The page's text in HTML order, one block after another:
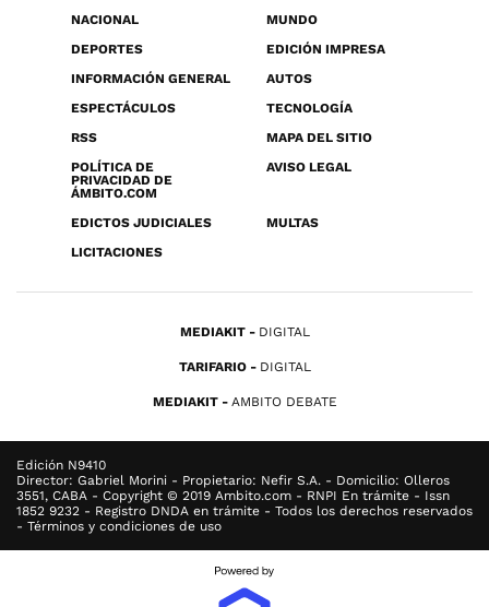
NACIONAL
MUNDO
DEPORTES
EDICIÓN IMPRESA
INFORMACIÓN GENERAL
AUTOS
ESPECTÁCULOS
TECNOLOGÍA
RSS
MAPA DEL SITIO
POLÍTICA DE
PRIVACIDAD DE
ÁMBITO.COM
AVISO LEGAL
EDICTOS JUDICIALES
MULTAS
LICITACIONES
MEDIAKIT DIGITAL
TARIFARIO DIGITAL
MEDIAKIT AMBITO DEBATE
Edición N9410
Director: Gabriel Morini - Propietario: Nefir S.A. - Domicilio: Olleros
3551, CABA - Copyright © 2019 Ambito.com - RNPI En trámite - Issn
1852 9232 - Registro DNDA en trámite - Todos los derechos reservados
- Términos y condiciones de uso